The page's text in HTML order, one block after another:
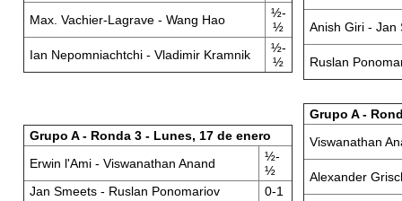
Max. Vachier-Lagrave - Wang Hao
½-
½
Ian Nepomniachtchi - Vladimir Kramnik
½-
½
Anish Giri - Jan
Ruslan
Grupo A - Ronda 3 - Lunes, 17 de enero
Erwin l'Ami - Viswanathan Anand
½-
½
Jan Smeets - Ruslan Ponomariov
0-1
Grupo A -
Viswanathan
Alexander